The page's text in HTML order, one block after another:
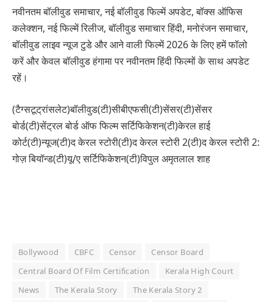
नवीनतम बॉलीवुड समाचार, नई बॉलीवुड फिल्में अपडेट, बॉक्स ऑफिस
कलेक्शन, नई फिल्में रिलीज, बॉलीवुड समाचार हिंदी, मनोरंजन समाचार,
बॉलीवुड लाइव न्यूज टुडे और आने वाली फिल्में 2026 के लिए हमें फॉलो
करें और केवल बॉलीवुड हंगामा पर नवीनतम हिंदी फिल्मों के साथ अपडेट
रहें।
(टैग्सटूट्रांसलेट)बॉलीवुड(टी)सीबीएफसी(टी)सेंसर(टी)सेंसर
बोर्ड(टी)सेंट्रल बोर्ड ऑफ फिल्म सर्टिफिकेशन(टी)केरल हाई
कोर्ट(टी)न्यूज(टी)द केरल स्टोरी(टी)द केरल स्टोरी 2(टी)द केरल स्टोरी 2:
गोज़ बियॉन्ड(टी)यू/ए सर्टिफिकेशन(टी)विपुल अमृतलाल शाह
Bollywood CBFC Censor
Censor Board
Central Board Of Film Certification
Kerala High Court
News
The Kerala Story
The Kerala Story 2